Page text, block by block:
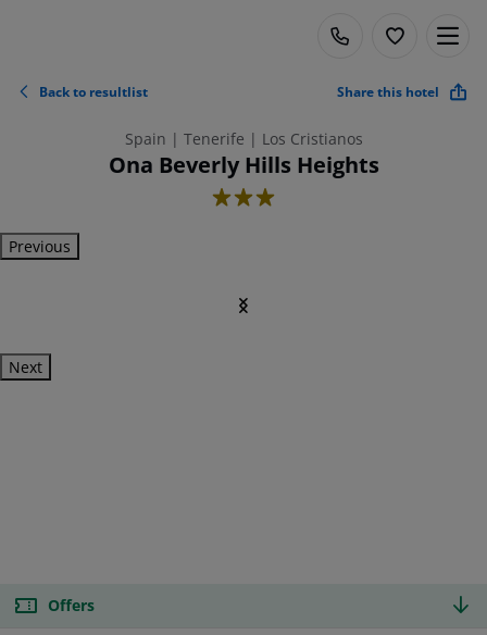
Back to resultlist Share this hotel
Spain | Tenerife | Los Cristianos
Ona Beverly Hills Heights
3
Previous
Next
Offers